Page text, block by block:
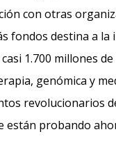
con otras
fondos destina a
1.700 millones
genómica y
revolucionarios
están probando